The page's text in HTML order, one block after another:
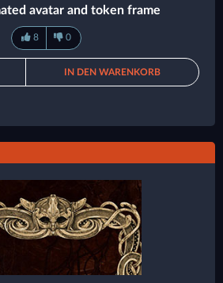
avatar and token frame
8 0
IN DEN WARENKORB